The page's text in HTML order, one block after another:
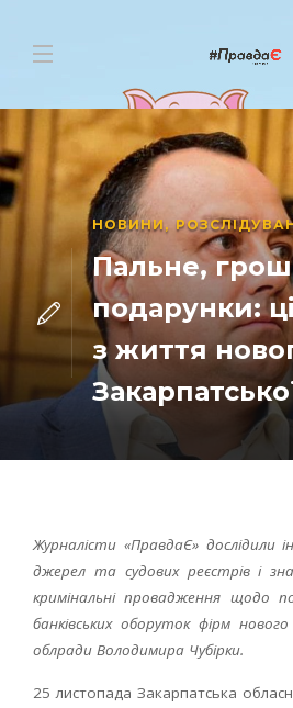
НОВИНИ,
Пальне,
подарунки:
з життя
Журналісти «ПравдаЄ» дослідили
джерел та судових реєстрів і
кримінальні провадження щодо
банківських оборуток фірм
облради Володимира Чубірки.
25 листопада Закарпатська